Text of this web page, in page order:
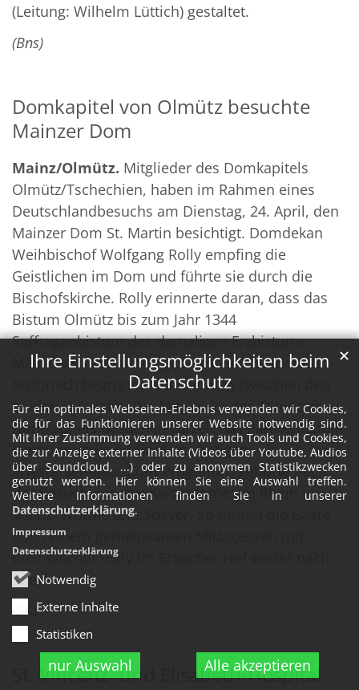
Ihre Einstellungsmöglichkeiten beim
Datenschutz
Für ein optimales Webseiten-Erlebnis verwenden wir Cookies,
die für das Funktionieren unserer Website notwendig sind.
Mit Ihrer Zustimmung verwenden wir auch Tools und Cookies,
die zur Anzeige externer Inhalte (Videos über Youtube, Audios
über Soundcloud, ...) oder zu anonymen Statistikzwecken
genutzt werden. Hier können Sie eine Auswahl treffen.
Weitere Informationen finden Sie in unserer
Datenschutzerklärung.
Notwendig
Externe Inhalte
Statistiken
nur Auswahl Alle akzeptieren
✕
Impressum
Datenschutzerklärung
(Leitung: Wilhelm Lüttich) gestaltet.
(Bns)
Domkapitel von Olmütz besuchte
Mainzer Dom
Mainz/Olmütz. Mitglieder des Domkapitels
Olmütz/Tschechien, haben im Rahmen eines
Deutschlandbesuchs am Dienstag, 24. April, den
Mainzer Dom St. Martin besichtigt. Domdekan
Weihbischof Wolfgang Rolly empfing die
Geistlichen im Dom und führte sie durch die
Bischofskirche. Rolly erinnerte daran, dass das
Bistum Olmütz bis zum Jahr 1344
Suffraganbistum des damaligen Erzbistums
Mainz war. Von daher gebe es eine besondere,
historisch begründete Beziehung zwischen den
beiden Diözesen. Die Mitglieder des Olmützer
Domkapitels besuchen zurzeit das Partnerbistum
Limburg und sind Gast im dortigen
Priesterseminar. Zum Programm gehörte auch
der Besuch der drei Kaiserdome am Rhein –
Mainz, Worms und Speyer. So fuhren die Gäste
nach einem gemeinsamen Mittagessen mit
Weihbischof Rolly im Erbacher Hof weiter nach
Speyer.
(SK)
St. Vincenz- und Elisabeth-Hospital